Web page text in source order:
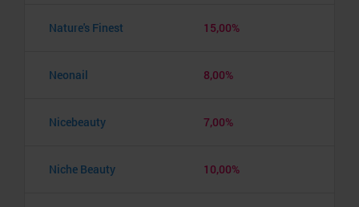
Nature's Finest 15,00%
Neonail 8,00%
Nicebeauty 7,00%
Niche Beauty 10,00%